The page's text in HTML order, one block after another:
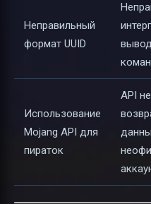
Неправильный
формат UUID
Использование
Mojang API для
пираток
API не